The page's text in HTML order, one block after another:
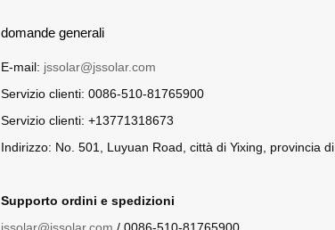
domande generali
E-mail: jssolar@jssolar.com
Servizio clienti: 0086-510-81765900
Servizio clienti: +13771318673
Indirizzo: No. 501, Luyuan Road, città di Yixing, provincia
Supporto ordini e spedizioni